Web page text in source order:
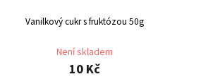
Vanilkový cukr s fruktózou 50g
Není skladem
10 Kč